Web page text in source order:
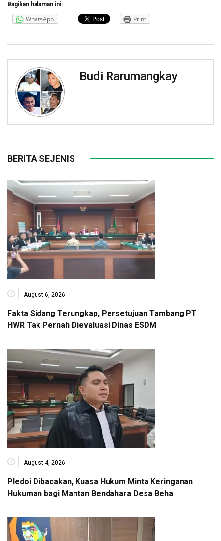
Bagikan halaman ini:
WhatsApp Print
Budi Rarumangkay
BERITA SEJENIS
August 6, 2026
Fakta Sidang Terungkap, Persetujuan Tambang PT
HWR Tak Pernah Dievaluasi Dinas ESDM
August 4, 2026
Pledoi Dibacakan, Kuasa Hukum Minta Keringanan
Hukuman bagi Mantan Bendahara Desa Beha